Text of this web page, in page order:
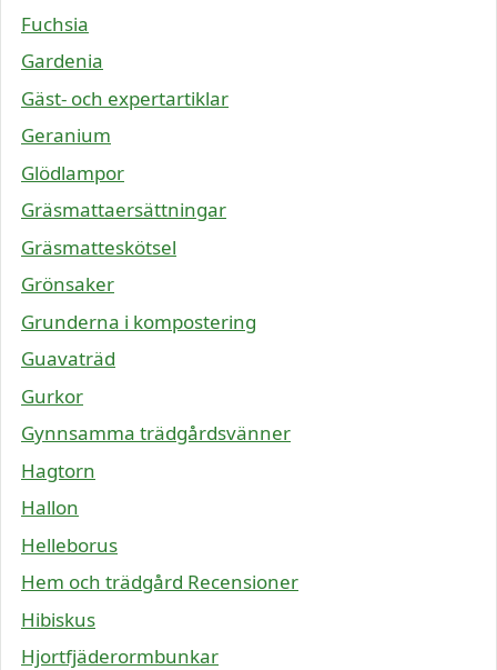
Fuchsia
Gardenia
Gäst- och expertartiklar
Geranium
Glödlampor
Gräsmattaersättningar
Gräsmatteskötsel
Grönsaker
Grunderna i kompostering
Guavaträd
Gurkor
Gynnsamma trädgårdsvänner
Hagtorn
Hallon
Helleborus
Hem och trädgård Recensioner
Hibiskus
Hjortfjäderormbunkar